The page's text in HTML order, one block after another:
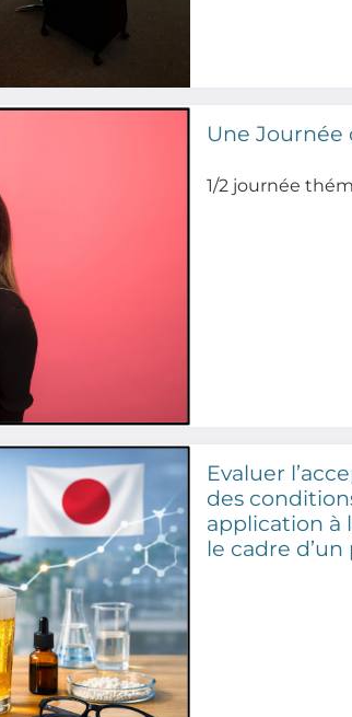
Une Journée
1/2 journée
Evaluer
des
application à
le cadre